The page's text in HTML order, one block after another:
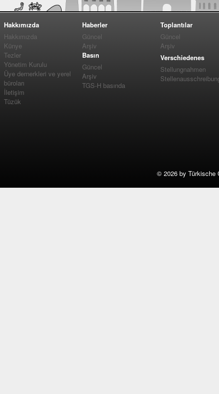
Hakkımızda
Hakkımızda
Künye
Tezler
Yönetim Kurulu
Üye dernerkleri ve yerel
büroları
İletişim
Tüzük
Haberler
Güncel
Arşiv
Basın
Güncel
Arşiv
TGS-H basında
Toplantılar
Güncel
Arşiv
Verschiedenes
Stellungnahmen
© 2026 by Türkische